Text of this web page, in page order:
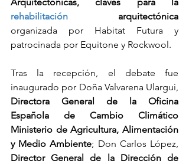
rehabilitación arquitectónica
organizada por Habitat Futura y
patrocinada por Equitone y Rockwool.
Tras la recepción, el debate fue
Directora General de la Oficina
Española de Cambio Climático
Ministerio de Agricultura, Alimentación
y Medio Ambiente
Director General de la Dirección de